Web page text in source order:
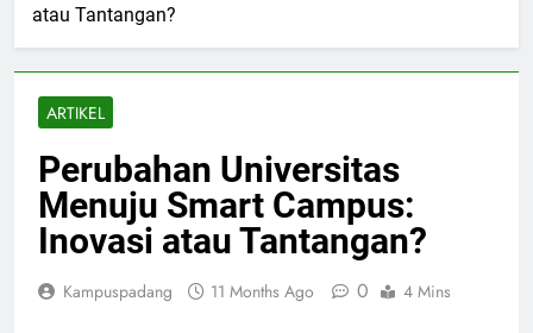
atau Tantangan?
ARTIKEL
Perubahan Universitas
Menuju Smart Campus:
Inovasi atau Tantangan?
Kampuspadang 11 Months Ago 0 4 Mins